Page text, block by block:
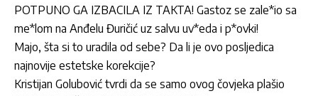
POTPUNO GA IZBACILA IZ TAKTA! Gastoz se zale*io sa
me*lom na Anđelu Đuričić uz salvu uv*eda i p*ovki!
Majo, šta si to uradila od sebe? Da li je ovo posljedica
najnovije estetske korekcije?
Kristijan Golubović tvrdi da se samo ovog čovjeka plašio